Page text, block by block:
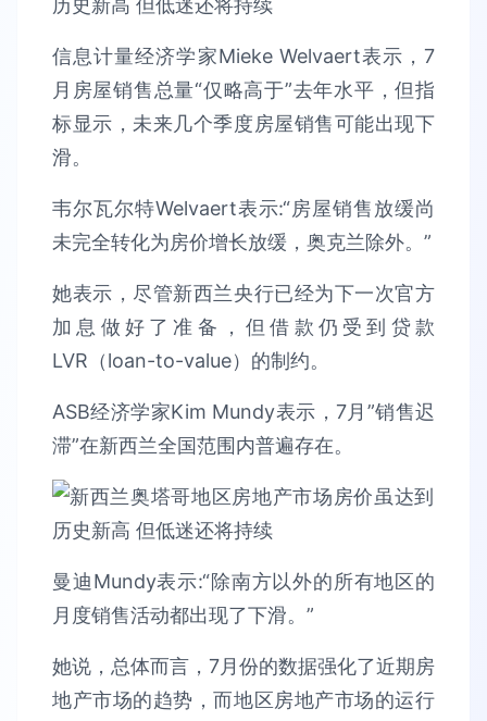
信息计量经济学家Mieke Welvaert表示，7
月房屋销售总量“仅略高于”去年水平，但指
标显示，未来几个季度房屋销售可能出现下
滑。
韦尔瓦尔特Welvaert表示:“房屋销售放缓尚
未完全转化为房价增长放缓，奥克兰除外。”
她表示，尽管新西兰央行已经为下一次官方
加息做好了准备，但借款仍受到贷款
LVR（loan-to-value）的制约。
ASB经济学家Kim Mundy表示，7月”销售迟
滞”在新西兰全国范围内普遍存在。
曼迪Mundy表示:“除南方以外的所有地区的
月度销售活动都出现了下滑。”
她说，总体而言，7月份的数据强化了近期房
地产市场的趋势，而地区房地产市场的运行